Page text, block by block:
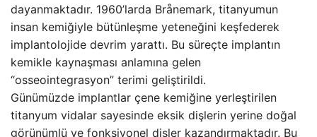
dayanmaktadır. 1960’larda Brånemark, titanyumun
insan kemiğiyle bütünleşme yeteneğini keşfederek
implantolojide devrim yarattı. Bu süreçte implantın
kemikle kaynaşması anlamına gelen
“osseointegrasyon” terimi geliştirildi.
Günümüzde implantlar çene kemiğine yerleştirilen
titanyum vidalar sayesinde eksik dişlerin yerine doğal
görünümlü ve fonksiyonel dişler kazandırmaktadır. Bu